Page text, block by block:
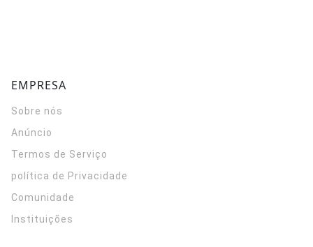
EMPRESA
Sobre nós
Anúncio
Termos de Serviço
política de Privacidade
Comunidade
Instituições